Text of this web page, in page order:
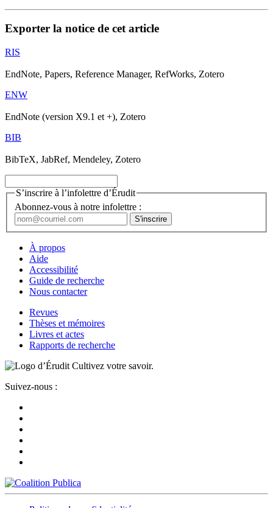
Exporter la notice de cet article
RIS
EndNote, Papers, Reference Manager, RefWorks, Zotero
ENW
EndNote (version X9.1 et +), Zotero
BIB
BibTeX, JabRef, Mendeley, Zotero
S’inscrire à l’infolettre d’Érudit
Abonnez-vous à notre infolettre :
À propos
Aide
Accessibilité
Guide de recherche
Nous contacter
Revues
Thèses et mémoires
Livres et actes
Rapports de recherche
Cultivez votre savoir.
Suivez-nous :